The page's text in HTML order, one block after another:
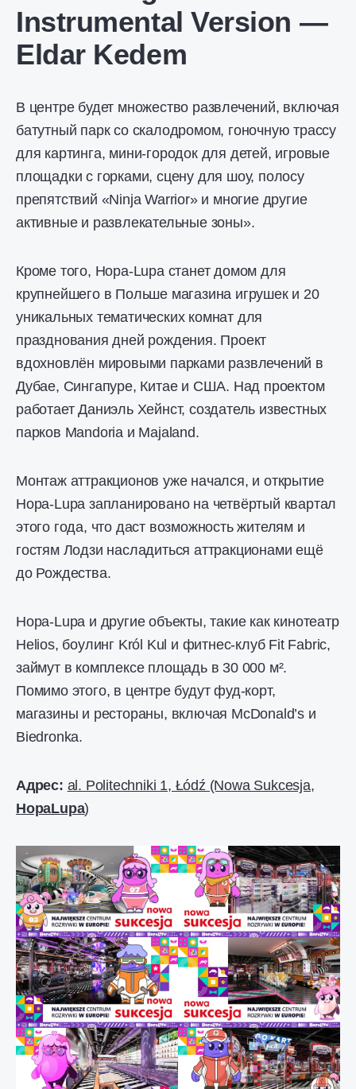
Instrumental Version —
Eldar Kedem
В центре будет множество развлечений, включая
батутный парк со скалодромом, гоночную трассу
для картинга, мини-городок для детей, игровые
площадки с горками, сцену для шоу, полосу
препятствий «Ninja Warrior» и многие другие
активные и развлекательные зоны».
Кроме того, Hopa-Lupa станет домом для
крупнейшего в Польше магазина игрушек и 20
уникальных тематических комнат для
празднования дней рождения. Проект
вдохновлён мировыми парками развлечений в
Дубае, Сингапуре, Китае и США. Над проектом
работает Даниэль Хейнст, создатель известных
парков Mandoria и Majaland.
Монтаж аттракционов уже начался, и открытие
Hopa-Lupa запланировано на четвёртый квартал
этого года, что даст возможность жителям и
гостям Лодзи насладиться аттракционами ещё
до Рождества.
Hopa-Lupa и другие объекты, такие как кинотеатр
Helios, боулинг Król Kul и фитнес-клуб Fit Fabric,
займут в комплексе площадь в 30 000 м².
Помимо этого, в центре будут фуд-корт,
магазины и рестораны, включая McDonald’s и
Biedronka.
Адрес: al. Politechniki 1, Łódź (Nowa Sukcesja,
HopaLupa)